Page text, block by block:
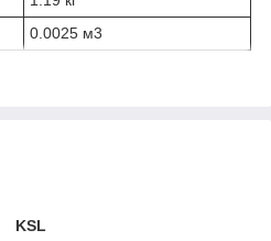
0.0025 м3
KSL